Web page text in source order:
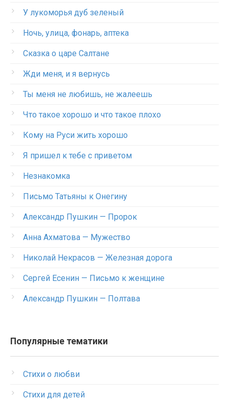
У лукоморья дуб зеленый
Ночь, улица, фонарь, аптека
Сказка о царе Салтане
Жди меня, и я вернусь
Ты меня не любишь, не жалеешь
Что такое хорошо и что такое плохо
Кому на Руси жить хорошо
Я пришел к тебе с приветом
Незнакомка
Письмо Татьяны к Онегину
Александр Пушкин — Пророк
Анна Ахматова — Мужество
Николай Некрасов — Железная дорога
Сергей Есенин — Письмо к женщине
Александр Пушкин — Полтава
Популярные тематики
Стихи о любви
Стихи для детей